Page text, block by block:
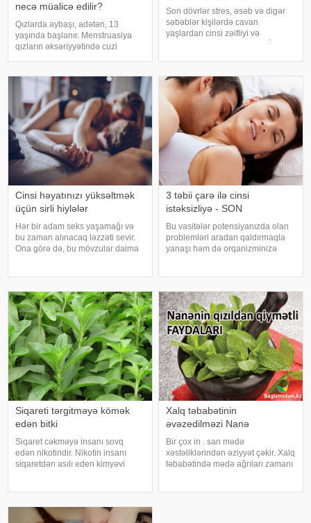
necə müalicə edilir?
Qızlarda aybaşı, adətən, 13
yaşında başlanır. Menstruasiya
qızların əksəriyyətində cuzi
istifadə etmək olar – ot
dəmləmələri (məsələn,
çobanyastığı), garnı
Son dövrlər stres, əsəb və digər
səbəblər kişilərdə cavan
yaşlardan cinsi zəifliyi və
maraqlı qarışıq barədə məlumat
yayıblar
Cinsi həyatınızı yüksəltmək
üçün sirli hiylələr
Hər bir adam seks yaşamağı və
bu zaman alınacaq ləzzəti sevir.
Ona görə də, bu mövzular daima
dünyasında uçmaq, hər hüceyrəsi
ilə zövq
3 təbii çarə ilə cinsi
istəksizliyə - SON
Bu vasitələr potensiyanızda olan
problemləri aradan qaldırmaqla
yanaşı həm də orqanizminizə
qarışığın "Viaqra"dan da güçlü
olmas
Siqareti tərgitməyə kömək
edən bitki
Siqaret cəkməyə insanı sovq
edən nikotindir. Nikotin insanı
siqaretdən asılı eden kimyəvi
kömək edə bilər. Belə bitkilərdə
Xalq təbabətinin
əvəzedilməzi Nanə
Bir çox in . san mədə
xəstəliklərindən əziyyət çəkir. Xalq
təbabətində mədə ağrıları zamanı